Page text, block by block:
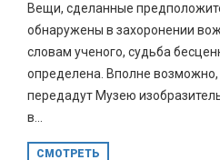
Вещи, сделанные
обнаружены в захоронении
словам ученого, судьба
определена. Вполне возможно,
передадут Музею
в...
СМОТРЕТЬ